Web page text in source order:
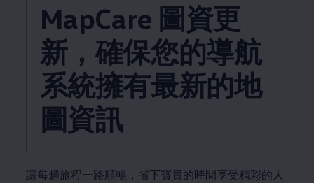
MapCare 圖資更
新，確保您的導航
系統擁有最新的地
圖資訊
讓每趟旅程一路順暢，省下寶貴的時間享受精彩的人